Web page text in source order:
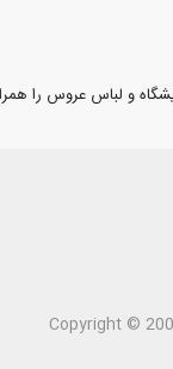
و لباس عروس را